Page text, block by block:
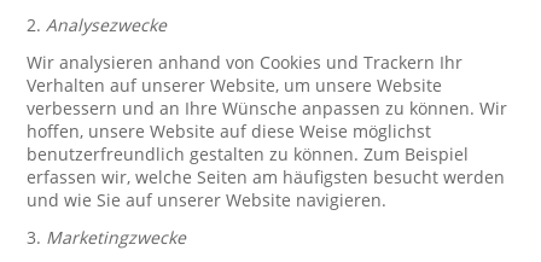
2.Analysezwecke
Wir analysieren anhand von Cookies und Trackern Ihr
Verhalten auf unserer Website, um unsere Website
verbessern und an Ihre Wünsche anpassen zu können. Wir
hoffen, unsere Website auf diese Weise möglichst
benutzerfreundlich gestalten zu können. Zum Beispiel
erfassen wir, welche Seiten am häufigsten besucht werden
und wie Sie auf unserer Website navigieren.
3. Marketingzwecke